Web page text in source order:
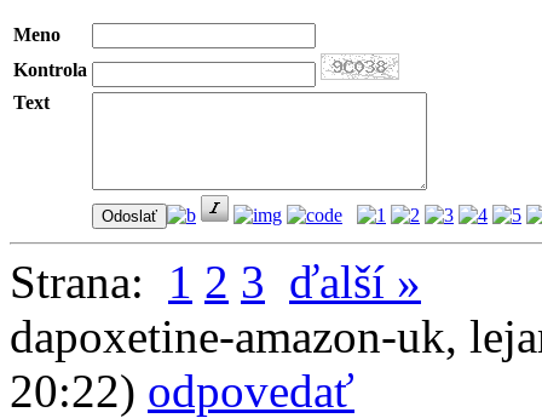
Meno
Kontrola
Text
Strana: 1 2 3 ďalší »
dapoxetine-amazon-uk,
20:22) odpovedať